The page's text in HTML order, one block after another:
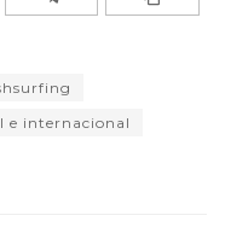
e internacional